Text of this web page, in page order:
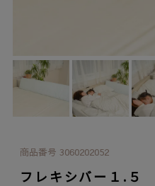
商品番号 3060202052
フレキシバー１.５